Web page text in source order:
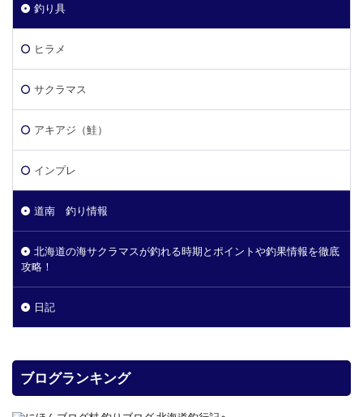
釣り具
ヒラメ
サクラマス
アキアジ（鮭）
インプレ
道南 釣り情報
北海道の海サクラマスが釣れる時期とポイントや釣果情報を徹底
攻略！
日記
ブログランキング